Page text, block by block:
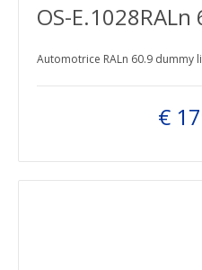
OS-E.1028RALn
Automotrice RALn 60.9 dummy
€